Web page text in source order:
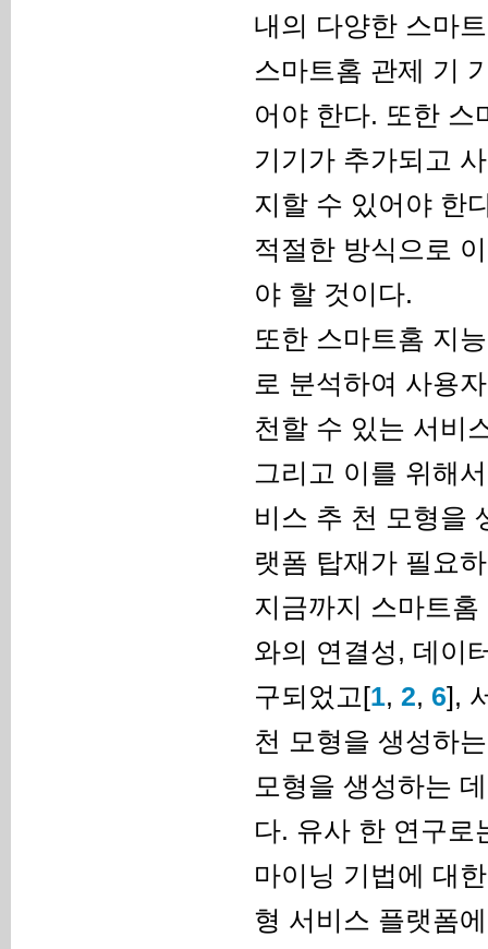
내의 다양한 스마
스마트홈 관제 기
어야 한다. 또한 스
기기가 추가되고
지할 수 있어야 한
적절한 방식으로
야 할 것이다.
또한 스마트홈 지
로 분석하여 사용
천할 수 있는 서비
그리고 이를 위해
비스 추 천 모형을
랫폼 탑재가 필요
지금까지 스마트
와의 연결성, 데이
구되었고[1, 2, 6],
천 모형을 생성하
모형을 생성하는
다. 유사 한 연구로
마이닝 기법에 대
형 서비스 플랫폼